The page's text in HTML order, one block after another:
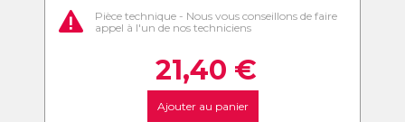
Pièce technique - Nous vous conseillons de faire
appel à l'un de nos techniciens
21,40 €
Ajouter au panier